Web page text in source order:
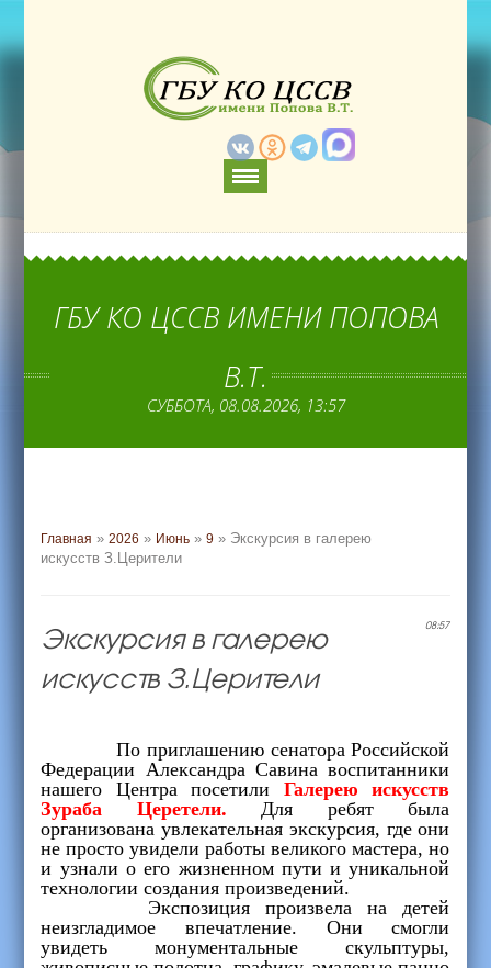
ГБУ КО ЦССВ ИМЕНИ ПОПОВА
В.Т.
СУББОТА, 08.08.2026, 13:57
Главная »2026 » Июнь » 9 » Экскурсия в галерею
искусств З.Церители
08:57
Экскурсия в галерею
искусств З.Церители
По приглашению сенатора Российской
Федерации Александра Савина воспитанники
нашего Центра посетили Галерею искусств
Зураба Церетели. Для ребят была
организована увлекательная экскурсия, где они
не просто увидели работы великого мастера, но
и узнали о его жизненном пути и уникальной
технологии создания произведений.
Экспозиция произвела на детей
неизгладимое впечатление. Они смогли
увидеть монументальные скульптуры,